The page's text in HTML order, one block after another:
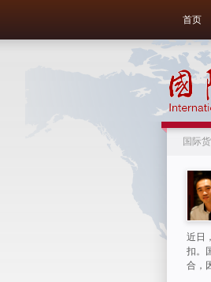
首页
国际
近日
扣。
合，